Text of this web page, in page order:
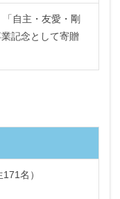
自主・友愛・剛
記念として寄贈
名）